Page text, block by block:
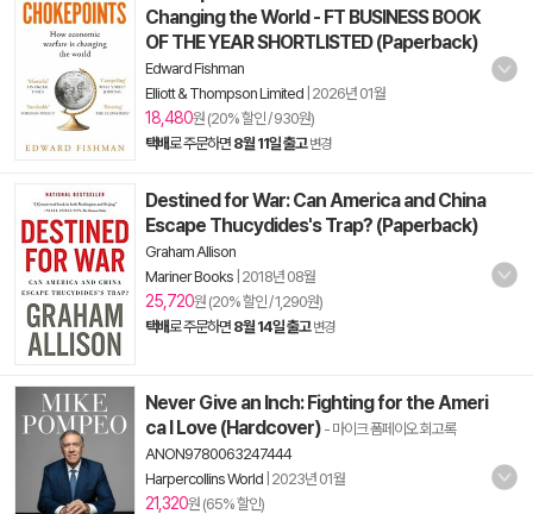
Changing the World - FT BUSINESS BOOK
OF THE YEAR SHORTLISTED (Paperback)
Edward Fishman
Elliott & Thompson Limited 2026년 01월
18,480원 (20% 할인 / 930원)
택배로 주문하면 8월 11일 출고 변경
Destined for War: Can America and China
Escape Thucydides's Trap? (Paperback)
Graham Allison
Mariner Books 2018년 08월
25,720원 (20% 할인 / 1,290원)
택배로 주문하면 8월 14일 출고 변경
Never Give an Inch: Fighting for the Ameri
ca I Love (Hardcover) - 마이크 폼페이오 회고록
ANON9780063247444
Harpercollins World 2023년 01월
21,320원 (65% 할인)